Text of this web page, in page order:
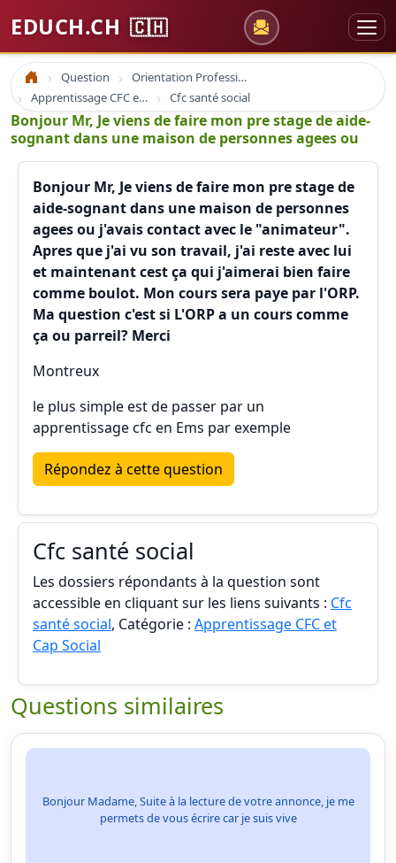
EDUCH.CH 🇨🇭
Accueil Question
Orientation Professionnelle
Apprentissage CFC et Cap Social
Cfc santé social
Bonjour Mr, Je viens de faire mon pre stage de aide-
sognant dans une maison de personnes agees ou
Bonjour Mr, Je viens de faire mon pre stage de
aide-sognant dans une maison de personnes
agees ou j'avais contact avec le "animateur".
Apres que j'ai vu son travail, j'ai reste avec lui
et maintenant cest ça qui j'aimerai bien faire
comme boulot. Mon cours sera paye par l'ORP.
Ma question c'est si L'ORP a un cours comme
ça ou parreil? Merci
Montreux
le plus simple est de passer par un
apprentissage cfc en Ems par exemple
Répondez à cette question
Cfc santé social
Les dossiers répondants à la question sont
accessible en cliquant sur les liens suivants : Cfc
santé social, Catégorie : Apprentissage CFC et
Cap Social
Questions similaires
Bonjour Madame, Suite à la lecture de votre annonce, je me
permets de vous écrire car je suis vive